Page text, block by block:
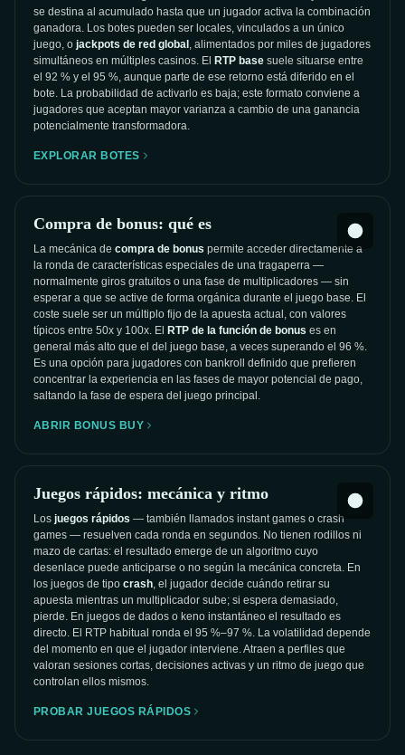
se destina al acumulado hasta que un jugador activa la combinación
ganadora. Los botes pueden ser locales, vinculados a un único
juego, o jackpots de red global , alimentados por miles de jugadores
simultáneos en múltiples casinos. El RTP base suele situarse entre
el 92 % y el 95 %, aunque parte de ese retorno está diferido en el
bote. La probabilidad de activarlo es baja; este formato conviene a
jugadores que aceptan mayor varianza a cambio de una ganancia
potencialmente transformadora.
EXPLORAR BOTES
Compra de bonus: qué es
La mecánica de compra de bonus permite acceder directamente a
la ronda de características especiales de una tragaperra —
normalmente giros gratuitos o una fase de multiplicadores — sin
esperar a que se active de forma orgánica durante el juego base. El
coste suele ser un múltiplo fijo de la apuesta actual, con valores
típicos entre 50x y 100x. El RTP de la función de bonus es en
general más alto que el del juego base, a veces superando el 96 %.
Es una opción para jugadores con bankroll definido que prefieren
concentrar la experiencia en las fases de mayor potencial de pago,
saltando la fase de espera del juego principal.
ABRIR BONUS BUY
Juegos rápidos: mecánica y ritmo
Los juegos rápidos — también llamados instant games o crash
games — resuelven cada ronda en segundos. No tienen rodillos ni
mazo de cartas: el resultado emerge de un algoritmo cuyo
desenlace puede anticiparse o no según la mecánica concreta. En
los juegos de tipo crash , el jugador decide cuándo retirar su
apuesta mientras un multiplicador sube; si espera demasiado,
pierde. En juegos de dados o keno instantáneo el resultado es
directo. El RTP habitual ronda el 95 %–97 %. La volatilidad depende
del momento en que el jugador interviene. Atraen a perfiles que
valoran sesiones cortas, decisiones activas y un ritmo de juego que
controlan ellos mismos.
PROBAR JUEGOS RÁPIDOS